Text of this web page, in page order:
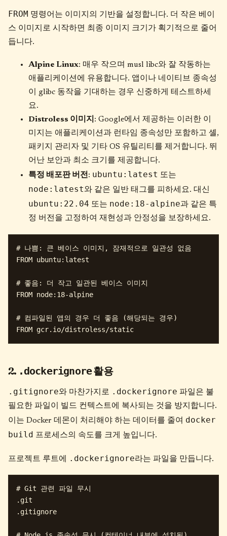
FROM 명령어는 이미지의 기반을 설정합니다. 더 작은 베이
스 이미지로 시작하면 최종 이미지 크기가 획기적으로 줄어
듭니다.
Alpine Linux: 매우 작으며 musl libc와 잘 작동하는
애플리케이션에 유용합니다. 앱이나 네이티브 종속성
이 glibc 동작을 기대하는 경우 신중하게 테스트하세
요.
Distroless 이미지 : Google에서 제공하는 이러한 이
미지는 애플리케이션과 런타임 종속성만 포함하고 셸,
패키지 관리자 및 기타 OS 유틸리티를 제거합니다. 뛰
어난 보안과 최소 크기를 제공합니다.
특정 배포판 버전: ubuntu:latest 또는
node:latest와 같은 일반 태그를 피하세요. 대신
ubuntu:22.04 또는 node:18-alpine과 같은 특
정 버전을 고정하여 재현성과 안정성을 보장하세요.
# 나쁨: 큰 베이스 이미지, 잠재적으로 일관성 없음
FROM ubuntu:latest
# 좋음: 더 작고 일관된 베이스 이미지
FROM node:18-alpine
# 컴파일된 앱의 경우 더 좋음 (해당되는 경우)
2. .dockerignore활용
.gitignore와 마찬가지로 .dockerignore 파일은 불
필요한 파일이 빌드 컨텍스트에 복사되는 것을 방지합니다.
이는 Docker 데몬이 처리해야 하는 데이터를 줄여 docker
build 프로세스의 속도를 크게 높입니다.
프로젝트 루트에 .dockerignore라는 파일을 만듭니다.
# Git 관련 파일 무시
.git
.gitignore